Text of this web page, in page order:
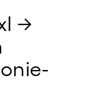
→